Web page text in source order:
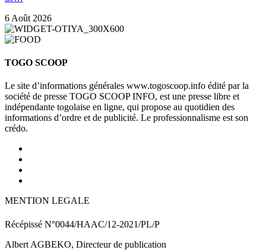
6 Août 2026
TOGO SCOOP
Le site d’informations générales www.togoscoop.info édité par la
société de presse TOGO SCOOP INFO, est une presse libre et
indépendante togolaise en ligne, qui propose au quotidien des
informations d’ordre et de publicité. Le professionnalisme est son
crédo.
MENTION LEGALE
Récépissé N°0044/HAAC/12-2021/PL/P
Albert AGBEKO, Directeur de publication